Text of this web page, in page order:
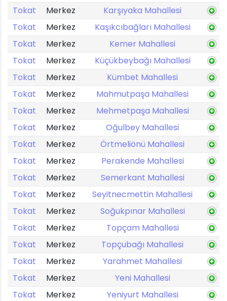
Tokat
Merkez
Karşıyaka Mahallesi
Tokat
Merkez
Kaşıkcıbağları Mahallesi
Tokat
Merkez
Kemer Mahallesi
Tokat
Merkez
Küçükbeybağı Mahallesi
Tokat
Merkez
Kümbet Mahallesi
Tokat
Merkez
Mahmutpaşa Mahallesi
Tokat
Merkez
Mehmetpaşa Mahallesi
Tokat
Merkez
Oğulbey Mahallesi
Tokat
Merkez
Örtmeliönü Mahallesi
Tokat
Merkez
Perakende Mahallesi
Tokat
Merkez
Semerkant Mahallesi
Tokat
Merkez
Seyitnecmettin Mahallesi
Tokat
Merkez
Soğukpınar Mahallesi
Tokat
Merkez
Topçam Mahallesi
Tokat
Merkez
Topçubağı Mahallesi
Tokat
Merkez
Yarahmet Mahallesi
Tokat
Merkez
Yeni Mahallesi
Tokat
Merkez
Yeniyurt Mahallesi